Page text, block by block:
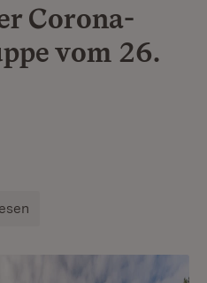
Corona-
vom 26.